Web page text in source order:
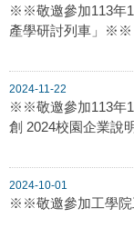
※※敬邀參加113年
產學研討列車」※※
2024-11-22
※※敬邀參加113年
創 2024校園企業
2024-10-01
※※敬邀參加工學院